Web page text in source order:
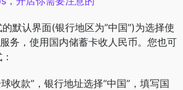
默认界面(银行地区为”中国”)为选择使
务，使用国内储蓄卡收人民币。您也可
收款”，银行地址选择“中国”，填写国